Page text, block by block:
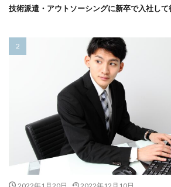
技術派遣・アウトソーシングに新卒で入社し